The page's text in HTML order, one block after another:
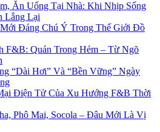
Ăn Uống Tại Nhà: Khi Nhịp Sống
Lắng Lại
Đáng Chú Ý Trong Thế Giới Đồ
F&B: Quán Trong Hẻm – Từ Ngõ
“Dài Hơi” Và “Bền Vững” Ngày
Điện Tử Của Xu Hướng F&B Thời
Phô Mai, Socola – Đâu Mới Là Vị